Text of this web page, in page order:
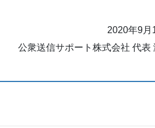
2020年9月
公衆送信サポート株式会社 代表